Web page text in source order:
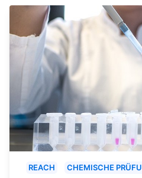
REACH
CHEMISCHE